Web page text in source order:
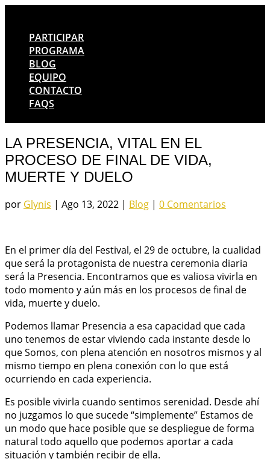
PARTICIPAR
PROGRAMA
BLOG
EQUIPO
CONTACTO
FAQS
LA PRESENCIA, VITAL EN EL
PROCESO DE FINAL DE VIDA,
MUERTE Y DUELO
por Glynis | Ago 13, 2022 | Blog | 0 Comentarios
En el primer día del Festival, el 29 de octubre, la cualidad
que será la protagonista de nuestra ceremonia diaria
será la Presencia. Encontramos que es valiosa vivirla en
todo momento y aún más en los procesos de final de
vida, muerte y duelo.
Podemos llamar Presencia a esa capacidad que cada
uno tenemos de estar viviendo cada instante desde lo
que Somos, con plena atención en nosotros mismos y al
mismo tiempo en plena conexión con lo que está
ocurriendo en cada experiencia.
Es posible vivirla cuando sentimos serenidad. Desde ahí
no juzgamos lo que sucede “simplemente” Estamos de
un modo que hace posible que se despliegue de forma
natural todo aquello que podemos aportar a cada
situación y también recibir de ella.